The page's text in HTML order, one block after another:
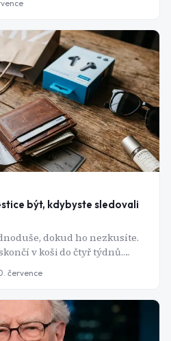
být, kdybyste sledovali
dokud ho nezkusíte.
v koši do čtyř týdnů.
ale ve špatně
července